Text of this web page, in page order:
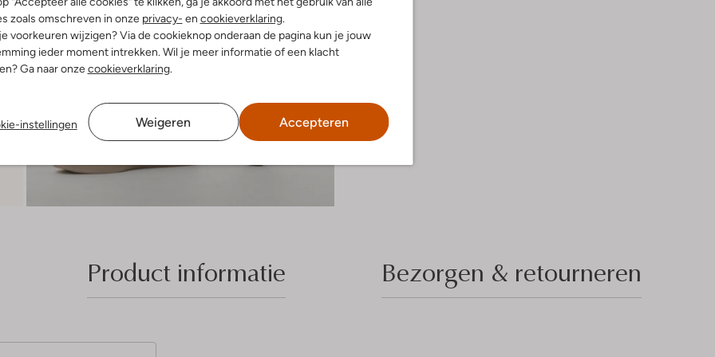
zoals omschreven in onze privacy- en cookieverklaring.
voorkeuren wijzigen? Via de cookieknop onderaan de pagina kun je jouw
ieder moment intrekken. Wil je meer informatie of een klacht
Ga naar onzecookieverklaring.
instellingen Weigeren Accepteren
Product informatie Bezorgen & retourneren